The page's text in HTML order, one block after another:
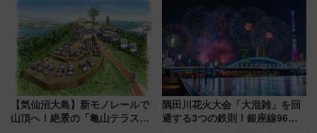
【気仙沼大島】新モノレールで
山頂へ！絶景の「亀山テラス
隅田川花火大会「大混雑」を回
避する3つの鉄則！銀座線96本